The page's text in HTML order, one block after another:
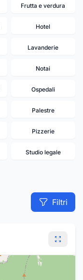
Frutta e verdura
Hotel
Lavanderie
Notai
Ospedali
Palestre
Pizzerie
Studio legale
Filtri